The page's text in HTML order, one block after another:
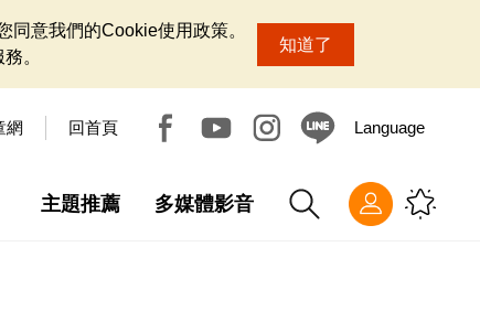
意我們的Cookie使用政策。
。
知道了
網 回首頁 Language
主題推薦 多媒體影音